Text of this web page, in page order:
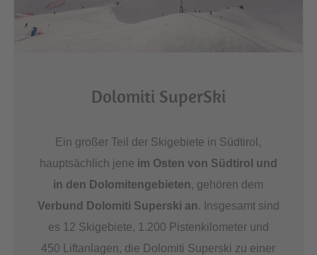
Dolomiti SuperSki
Ein großer Teil der Skigebiete in Südtirol,
hauptsächlich jene im Osten von Südtirol und
in den Dolomitengebieten, gehören dem
Verbund Dolomiti Superski an. Insgesamt sind
es 12 Skigebiete, 1.200 Pistenkilometer und
450 Liftanlagen, die Dolomiti Superski zu einer